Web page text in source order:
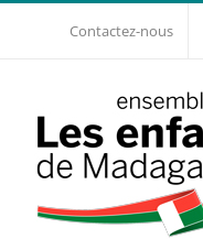
Contactez-nous